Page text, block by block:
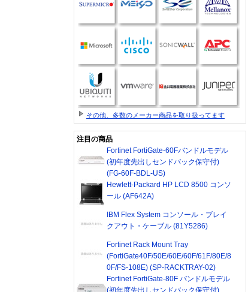
その他、多数のメーカー商品を取り扱ってます
注目の商品
Fortinet FortiGate-60Fバンドルモデル
(初年度先出しセンドバック保守付)
(FG-60F-BDL-US)
Hewlett-Packard HP LCD 8500 コンソ
ール (AF642A)
IBM Flex System コンソール・ブレイ
クアウト・ケーブル (81Y5286)
Fortinet Rack Mount Tray
(FortiGate40F/50E/60E/60F/61F/80E/8
0F/FS-108E) (SP-RACKTRAY-02)
Fortinet FortiGate-80F バンドルモデル
(初年度先出しセンドバック保守付)